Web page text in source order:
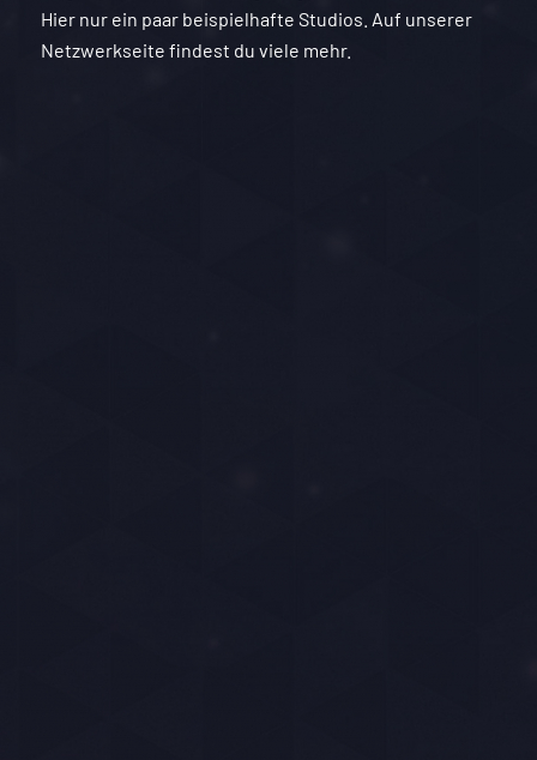
Hier nur ein paar beispielhafte Studios. Auf unserer
Netzwerkseite findest du viele mehr.